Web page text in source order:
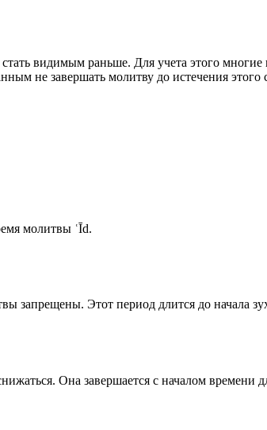
видимым раньше. Для учета этого
не завершать молитву до истечения этого
молитвы ʿĪd.
запрещены. Этот период длится до начала
Она завершается с началом времени